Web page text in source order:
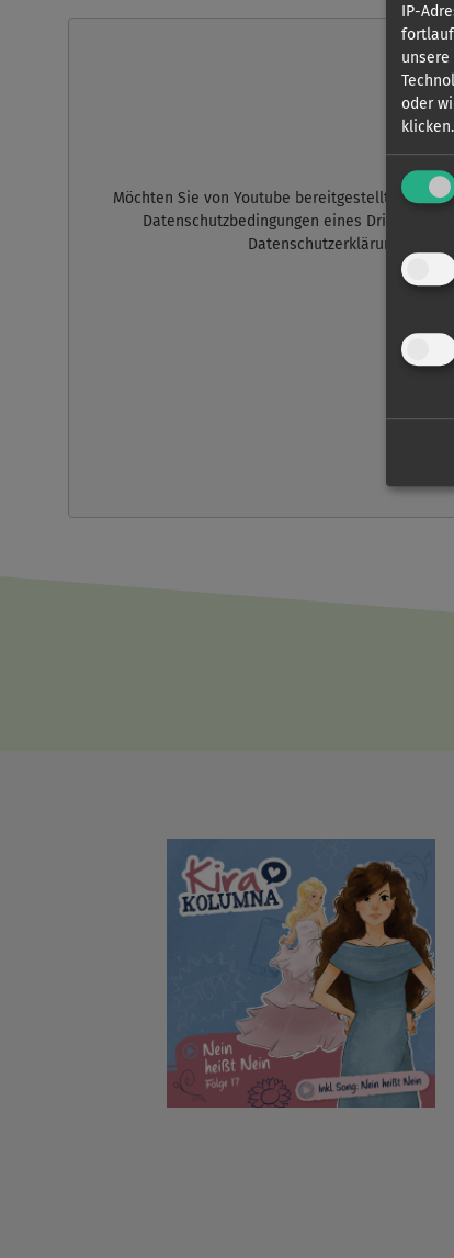
Möchten Sie von Youtube bereitgestellte
Datenschutzbedingungen eines
Datenschutzerklärung, die
IP-
oder
klicken.